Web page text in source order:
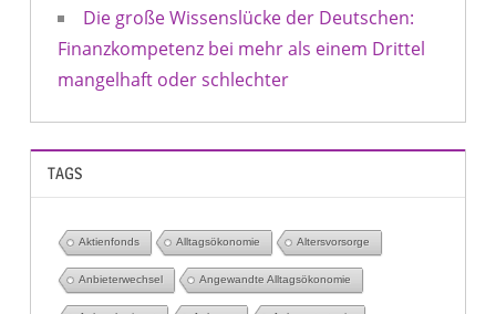
Die große Wissenslücke der Deutschen:
Finanzkompetenz bei mehr als einem Drittel
mangelhaft oder schlechter
TAGS
Aktienfonds Alltagsökonomie Altersvorsorge
Anbieterwechsel Angewandte Alltagsökonomie